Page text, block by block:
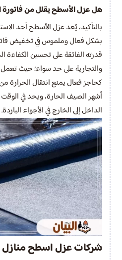
هل عزل الأسطح يقلل من فاتورة
بالتأكيد، يُعد عزل الأسطح أحد
بشكل فعال وملموس في تخفيض
قدرته الفائقة على تحسين الكفاءة
والتجارية على حد سواء؛ حيث تعمل
كحاجز فعال يمنع انتقال الحرارة
أشهر الصيف الحارة، ويحد في
الداخل إلى الخارج في الأجواء الباردة.
شركات عزل اسطح